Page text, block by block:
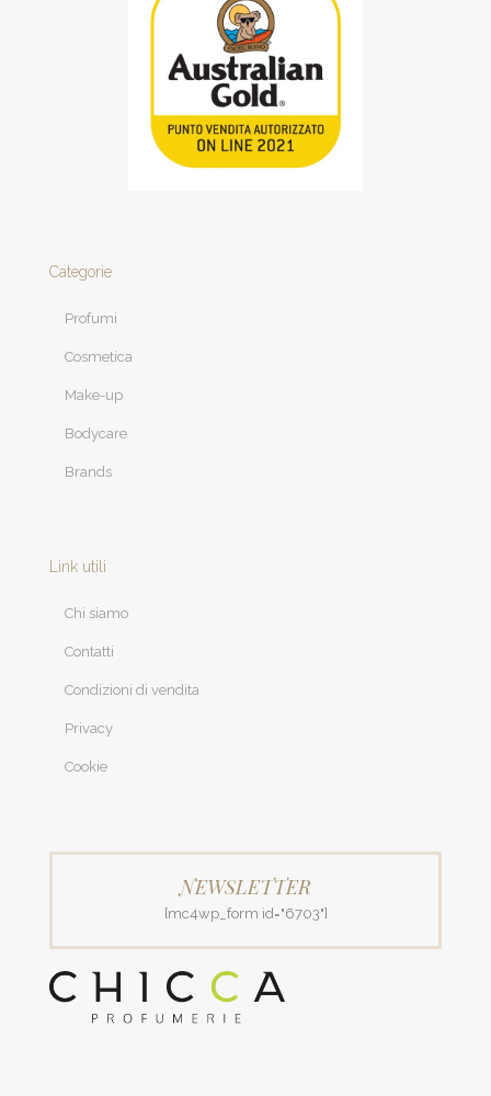
Categorie
Profumi
Cosmetica
Make-up
Bodycare
Brands
Link utili
Chi siamo
Contatti
Condizioni di vendita
Privacy
Cookie
NEWSLETTER
[mc4wp_form id="6703"]